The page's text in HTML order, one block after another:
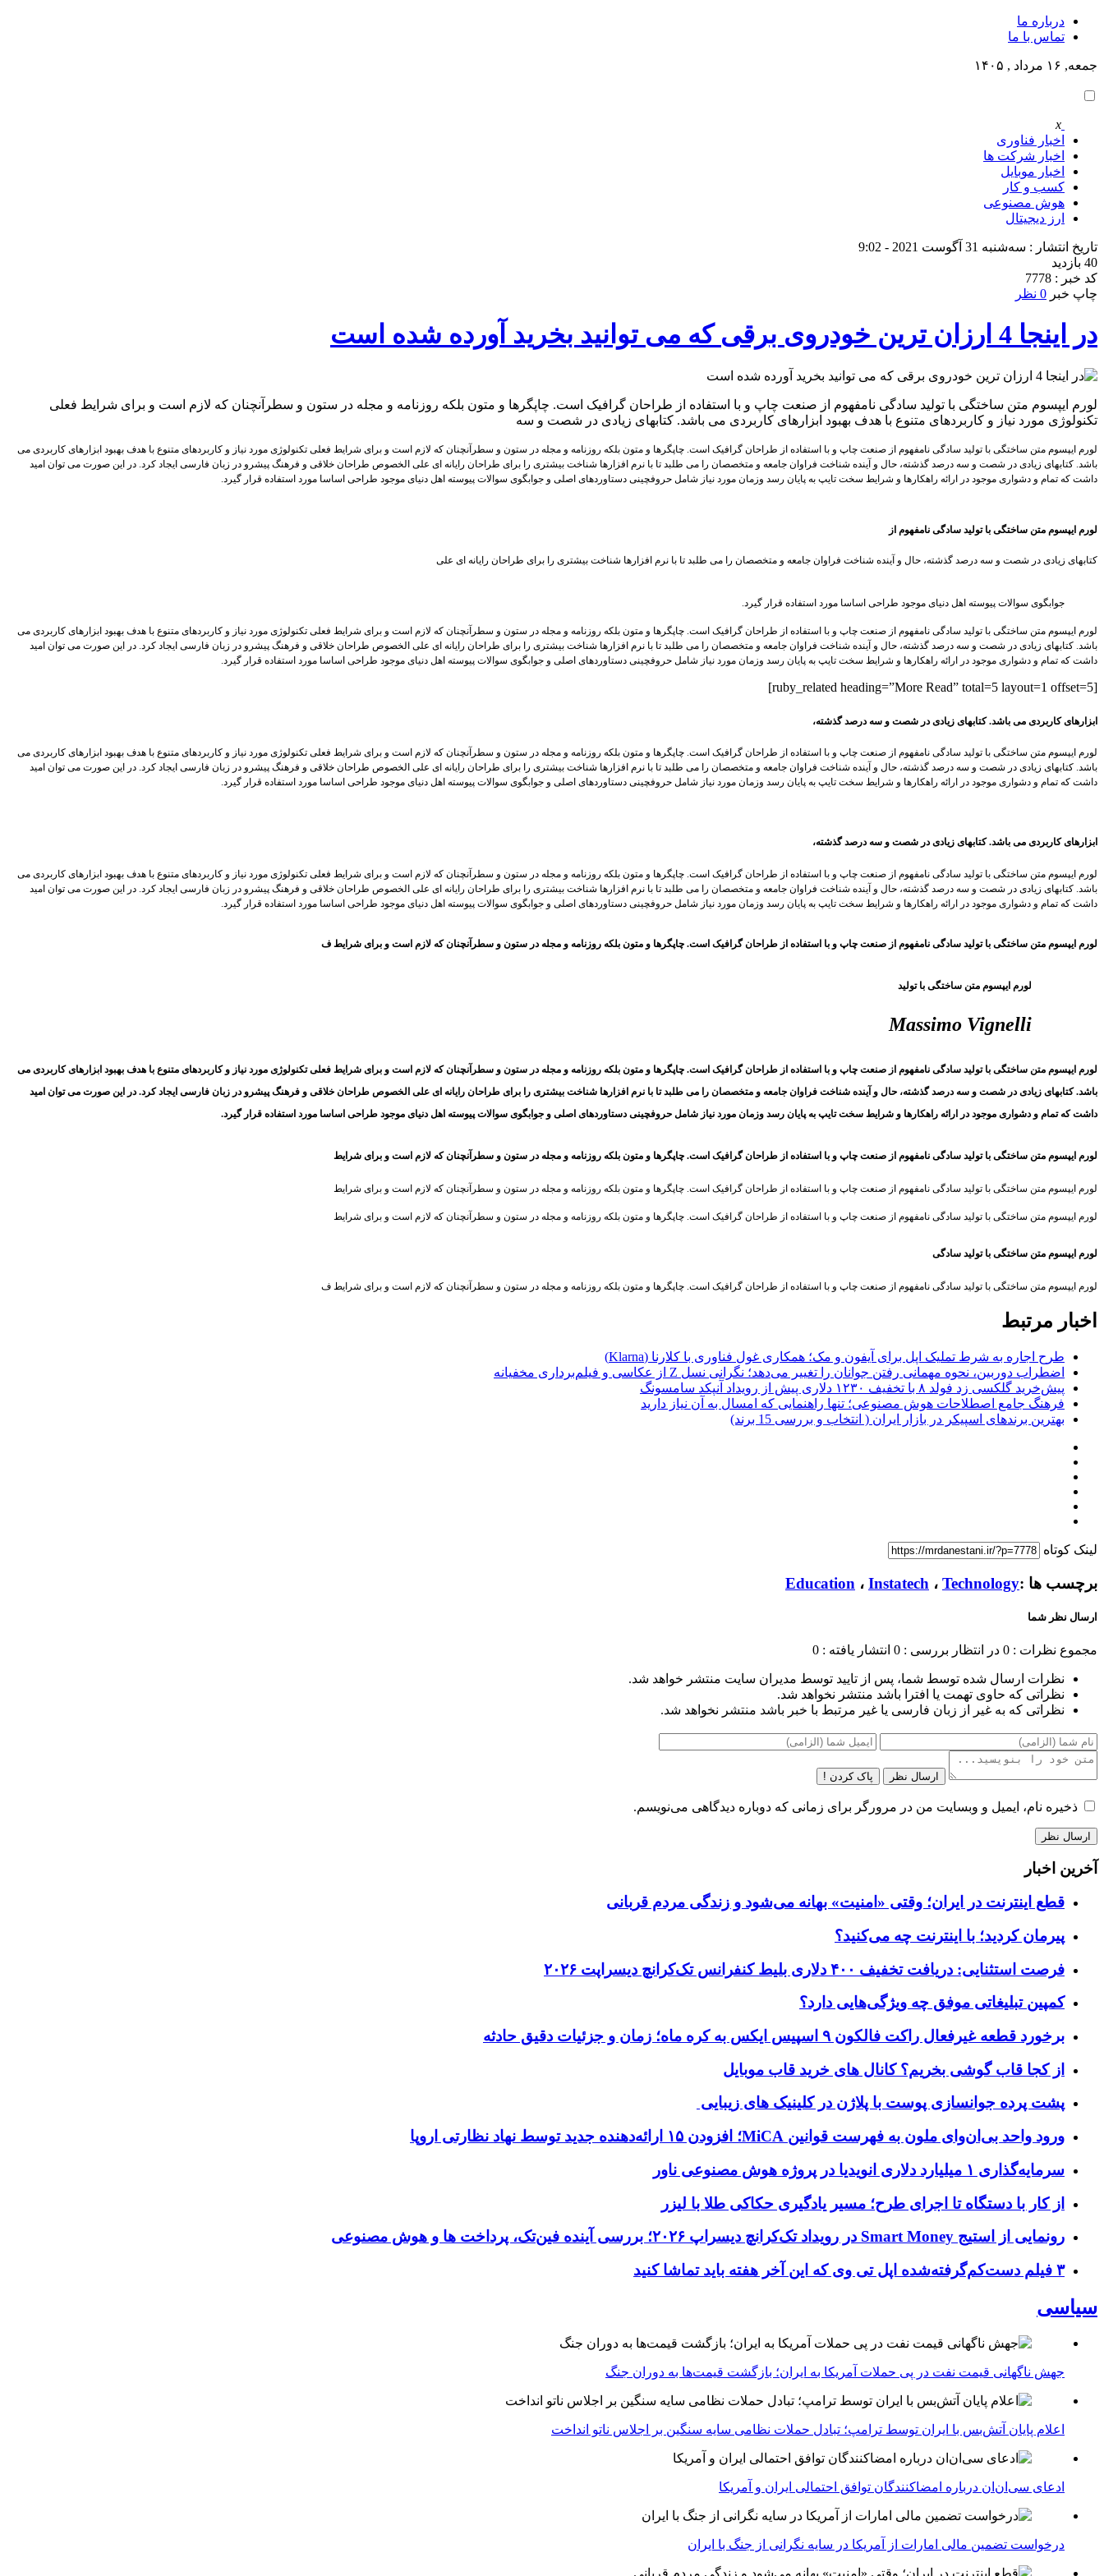
درباره ما
تماس با ما
جمعه, ۱۶ مرداد , ۱۴۰۵
x
اخبار فناوری
اخبار شرکت ها
اخبار موبایل
کسب و کار
هوش مصنوعی
ارز دیجیتال
تاریخ انتشار : سه‌شنبه 31 آگوست 2021 - 9:02
40 بازدید
کد خبر : 7778
چاپ خبر 0 نظر
در اینجا 4 ارزان ترین خودروی برقی که می توانید بخرید آورده شده است
لورم ایپسوم متن ساختگی با تولید سادگی نامفهوم از صنعت چاپ و با استفاده از طراحان گرافیک است. چاپگرها و متون بلکه روزنامه و مجله در ستون و سطرآنچنان که لازم است و برای شرایط فعلی
تکنولوژی مورد نیاز و کاربردهای متنوع با هدف بهبود ابزارهای کاربردی می باشد. کتابهای زیادی در شصت و سه
لورم ایپسوم متن ساختگی با تولید سادگی نامفهوم از صنعت چاپ و با استفاده از طراحان گرافیک است. چاپگرها و متون بلکه روزنامه و مجله در ستون و سطرآنچنان که لازم است و برای شرایط فعلی تکنولوژی مورد نیاز و کاربردهای متنوع با هدف بهبود ابزارهای کاربردی می
باشد. کتابهای زیادی در شصت و سه درصد گذشته، حال و آینده شناخت فراوان جامعه و متخصصان را می طلبد تا با نرم افزارها شناخت بیشتری را برای طراحان رایانه ای علی الخصوص طراحان خلاقی و فرهنگ پیشرو در زبان فارسی ایجاد کرد. در این صورت می توان امید
داشت که تمام و دشواری موجود در ارائه راهکارها و شرایط سخت تایپ به پایان رسد وزمان مورد نیاز شامل حروفچینی دستاوردهای اصلی و جوابگوی سوالات پیوسته اهل دنیای موجود طراحی اساسا مورد استفاده قرار گیرد.
لورم ایپسوم متن ساختگی با تولید سادگی نامفهوم از
کتابهای زیادی در شصت و سه درصد گذشته، حال و آینده شناخت فراوان جامعه و متخصصان را می طلبد تا با نرم افزارها شناخت بیشتری را برای طراحان رایانه ای علی
جوابگوی سوالات پیوسته اهل دنیای موجود طراحی اساسا مورد استفاده قرار گیرد.
لورم ایپسوم متن ساختگی با تولید سادگی نامفهوم از صنعت چاپ و با استفاده از طراحان گرافیک است. چاپگرها و متون بلکه روزنامه و مجله در ستون و سطرآنچنان که لازم است و برای شرایط فعلی تکنولوژی مورد نیاز و کاربردهای متنوع با هدف بهبود ابزارهای کاربردی می
باشد. کتابهای زیادی در شصت و سه درصد گذشته، حال و آینده شناخت فراوان جامعه و متخصصان را می طلبد تا با نرم افزارها شناخت بیشتری را برای طراحان رایانه ای علی الخصوص طراحان خلاقی و فرهنگ پیشرو در زبان فارسی ایجاد کرد. در این صورت می توان امید
داشت که تمام و دشواری موجود در ارائه راهکارها و شرایط سخت تایپ به پایان رسد وزمان مورد نیاز شامل حروفچینی دستاوردهای اصلی و جوابگوی سوالات پیوسته اهل دنیای موجود طراحی اساسا مورد استفاده قرار گیرد.
[ruby_related heading=”More Read” total=5 layout=1 offset=5]
ابزارهای کاربردی می باشد. کتابهای زیادی در شصت و سه درصد گذشته،
لورم ایپسوم متن ساختگی با تولید سادگی نامفهوم از صنعت چاپ و با استفاده از طراحان گرافیک است. چاپگرها و متون بلکه روزنامه و مجله در ستون و سطرآنچنان که لازم است و برای شرایط فعلی تکنولوژی مورد نیاز و کاربردهای متنوع با هدف بهبود ابزارهای کاربردی می
باشد. کتابهای زیادی در شصت و سه درصد گذشته، حال و آینده شناخت فراوان جامعه و متخصصان را می طلبد تا با نرم افزارها شناخت بیشتری را برای طراحان رایانه ای علی الخصوص طراحان خلاقی و فرهنگ پیشرو در زبان فارسی ایجاد کرد. در این صورت می توان امید
داشت که تمام و دشواری موجود در ارائه راهکارها و شرایط سخت تایپ به پایان رسد وزمان مورد نیاز شامل حروفچینی دستاوردهای اصلی و جوابگوی سوالات پیوسته اهل دنیای موجود طراحی اساسا مورد استفاده قرار گیرد.
ابزارهای کاربردی می باشد. کتابهای زیادی در شصت و سه درصد گذشته،
لورم ایپسوم متن ساختگی با تولید سادگی نامفهوم از صنعت چاپ و با استفاده از طراحان گرافیک است. چاپگرها و متون بلکه روزنامه و مجله در ستون و سطرآنچنان که لازم است و برای شرایط فعلی تکنولوژی مورد نیاز و کاربردهای متنوع با هدف بهبود ابزارهای کاربردی می
باشد. کتابهای زیادی در شصت و سه درصد گذشته، حال و آینده شناخت فراوان جامعه و متخصصان را می طلبد تا با نرم افزارها شناخت بیشتری را برای طراحان رایانه ای علی الخصوص طراحان خلاقی و فرهنگ پیشرو در زبان فارسی ایجاد کرد. در این صورت می توان امید
داشت که تمام و دشواری موجود در ارائه راهکارها و شرایط سخت تایپ به پایان رسد وزمان مورد نیاز شامل حروفچینی دستاوردهای اصلی و جوابگوی سوالات پیوسته اهل دنیای موجود طراحی اساسا مورد استفاده قرار گیرد.
لورم ایپسوم متن ساختگی با تولید سادگی نامفهوم از صنعت چاپ و با استفاده از طراحان گرافیک است. چاپگرها و متون بلکه روزنامه و مجله در ستون و سطرآنچنان که لازم است و برای شرایط ف
لورم ایپسوم متن ساختگی با تولید
Massimo Vignelli
لورم ایپسوم متن ساختگی با تولید سادگی نامفهوم از صنعت چاپ و با استفاده از طراحان گرافیک است. چاپگرها و متون بلکه روزنامه و مجله در ستون و سطرآنچنان که لازم است و برای شرایط فعلی تکنولوژی مورد نیاز و کاربردهای متنوع با هدف بهبود ابزارهای کاربردی می
باشد. کتابهای زیادی در شصت و سه درصد گذشته، حال و آینده شناخت فراوان جامعه و متخصصان را می طلبد تا با نرم افزارها شناخت بیشتری را برای طراحان رایانه ای علی الخصوص طراحان خلاقی و فرهنگ پیشرو در زبان فارسی ایجاد کرد. در این صورت می توان امید
داشت که تمام و دشواری موجود در ارائه راهکارها و شرایط سخت تایپ به پایان رسد وزمان مورد نیاز شامل حروفچینی دستاوردهای اصلی و جوابگوی سوالات پیوسته اهل دنیای موجود طراحی اساسا مورد استفاده قرار گیرد.
لورم ایپسوم متن ساختگی با تولید سادگی نامفهوم از صنعت چاپ و با استفاده از طراحان گرافیک است. چاپگرها و متون بلکه روزنامه و مجله در ستون و سطرآنچنان که لازم است و برای شرایط
لورم ایپسوم متن ساختگی با تولید سادگی نامفهوم از صنعت چاپ و با استفاده از طراحان گرافیک است. چاپگرها و متون بلکه روزنامه و مجله در ستون و سطرآنچنان که لازم است و برای شرایط
لورم ایپسوم متن ساختگی با تولید سادگی نامفهوم از صنعت چاپ و با استفاده از طراحان گرافیک است. چاپگرها و متون بلکه روزنامه و مجله در ستون و سطرآنچنان که لازم است و برای شرایط
لورم ایپسوم متن ساختگی با تولید سادگی
لورم ایپسوم متن ساختگی با تولید سادگی نامفهوم از صنعت چاپ و با استفاده از طراحان گرافیک است. چاپگرها و متون بلکه روزنامه و مجله در ستون و سطرآنچنان که لازم است و برای شرایط ف
اخبار مرتبط
طرح اجاره به شرط تملیک اپل برای آیفون و مک؛ همکاری غول فناوری با کلارنا (Klarna)
اضطراب دوربین، نحوه مهمانی رفتن جوانان را تغییر می‌دهد؛ نگرانی نسل Z از عکاسی و فیلم‌برداری مخفیانه
پیش‌خرید گلکسی زد فولد ۸ با تخفیف ۱۲۳۰ دلاری پیش از رویداد آنپکد سامسونگ
فرهنگ جامع اصطلاحات هوش مصنوعی؛ تنها راهنمایی که امسال به آن نیاز دارید
بهترین برندهای اسپیکر در بازار ایران ( انتخاب و بررسی 15 برند)
لینک کوتاه
برچسب ها : Education ، Instatech ، Technology
ارسال نظر شما
مجموع نظرات : 0 در انتظار بررسی : 0 انتشار یافته : 0
نظرات ارسال شده توسط شما، پس از تایید توسط مدیران سایت منتشر خواهد شد.
نظراتی که حاوی تهمت یا افترا باشد منتشر نخواهد شد.
نظراتی که به غیر از زبان فارسی یا غیر مرتبط با خبر باشد منتشر نخواهد شد.
ارسال نظر پاک کردن !
ذخیره نام، ایمیل و وبسایت من در مرورگر برای زمانی که دوباره دیدگاهی می‌نویسم.
آخرین اخبار
قطع اینترنت در ایران؛ وقتی «امنیت» بهانه می‌شود و زندگی مردم قربانی
پیرمان کردید؛ با اینترنت چه می‌کنید؟
فرصت استثنایی: دریافت تخفیف ۴۰۰ دلاری بلیط کنفرانس تک‌کرانچ دیسراپت ۲۰۲۶
کمپین تبلیغاتی موفق چه ویژگی‌هایی دارد؟
برخورد قطعه غیرفعال راکت فالکون ۹ اسپیس ایکس به کره ماه؛ زمان و جزئیات دقیق حادثه
از کجا قاب گوشی بخریم؟ کانال های خرید قاب موبایل
پشت پرده جوانسازی پوست با پلاژن در کلینیک های زیبایی
ورود واحد بی‌ان‌وای ملون به فهرست قوانین MiCA؛ افزودن ۱۵ ارائه‌دهنده جدید توسط نهاد نظارتی اروپا
سرمایه‌گذاری ۱ میلیارد دلاری انویدیا در پروژه هوش مصنوعی ناور
از کار با دستگاه تا اجرای طرح؛ مسیر یادگیری حکاکی طلا با لیزر
رونمایی از استیج Smart Money در رویداد تک‌کرانچ دیسراپ ۲۰۲۶؛ بررسی آینده فین‌تک، پرداخت‌ ها و هوش مصنوعی
۳ فیلم دست‌کم‌گرفته‌شده اپل تی وی که این آخر هفته باید تماشا کنید
سیاسی
جهش ناگهانی قیمت نفت در پی حملات آمریکا به ایران؛ بازگشت قیمت‌ها به دوران جنگ
اعلام پایان آتش‌بس با ایران توسط ترامپ؛ تبادل حملات نظامی سایه سنگین بر اجلاس ناتو انداخت
ادعای سی‌ان‌ان درباره امضاکنندگان توافق احتمالی ایران و آمریکا
درخواست تضمین مالی امارات از آمریکا در سایه نگرانی از جنگ با ایران